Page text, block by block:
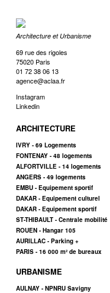
Architecture et Urbanisme
69 rue des rigoles
75020 Paris
01 72 38 06 13
agence@aclaa.fr
Instagram
Linkedin
ARCHITECTURE
IVRY - 69 Logements
FONTENAY - 48 logements
ALFORTVILLE - 14 logements
ANGERS - 49 logements
EMBU - Equipement sportif
DAKAR - Equipement culturel
DAKAR - Equipement sportif
ST-THIBAULT - Centrale mobilité
ROUEN - Hangar 105
AURILLAC - Parking +
PARIS - 16 000 m² de bureaux
URBANISME
AULNAY - NPNRU Savigny